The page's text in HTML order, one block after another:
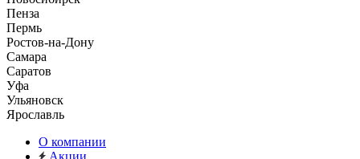
Пенза
Пермь
Ростов-на-Дону
Самара
Саратов
Уфа
Ульяновск
Ярославль
О компании
Акции